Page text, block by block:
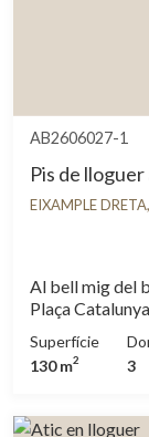
AB2606027-1
Pis de
EIXAMPLE
Al bell mig del
Plaça Catalunya
vistes al típic
a la tarda. Té
tres
Superfície
130 m2
3